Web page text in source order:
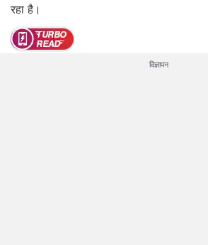
रहा है।
विज्ञापन